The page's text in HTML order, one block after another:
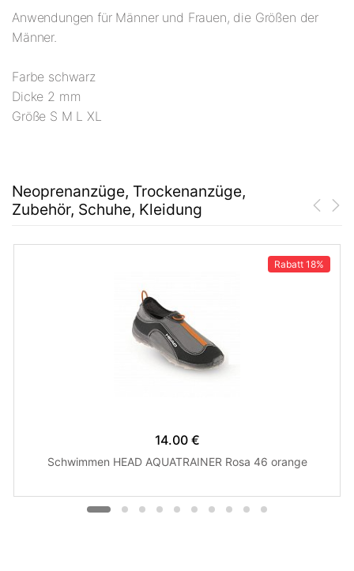
Anwendungen für Männer und Frauen, die Größen der
Männer.
Farbe schwarz
Dicke 2 mm
Größe S M L XL
Neoprenanzüge, Trockenanzüge,
Zubehör, Schuhe, Kleidung
Rabatt 18%
14.00 €
Schwimmen HEAD AQUATRAINER Rosa 46 orange